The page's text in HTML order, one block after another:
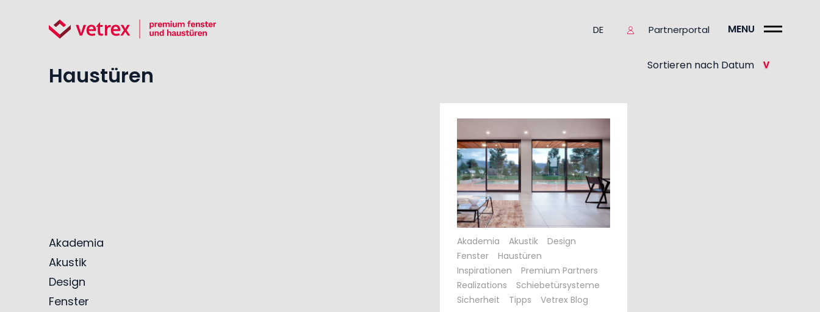
DE Partnerportal MENU
Haustüren
Akademia
Akustik
Design
Fenster
Sortieren nach Datum
Akademia Akustik
Design
Fenster
Haustüren
Inspirationen
Premium Partners
Realizations
Schiebetürsysteme
Sicherheit
Tipps Vetrex Blog